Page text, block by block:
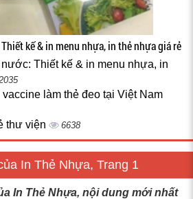
kế & in menu nhựa, in thẻ nhựa giá rẻ
Thiết kế & in menu nhựa, in
làm thẻ đeo tại Việt Nam
thư viện 6638
In Thẻ Nhựa, Trang 1
In Thẻ Nhựa, nội dung mới nhất